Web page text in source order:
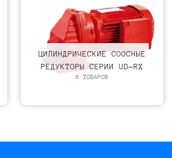
ЦИЛИНДРИЧЕСКИЕ СООСНЫЕ
РЕДУКТОРЫ СЕРИИ UD-RX
6 ТОВАРОВ